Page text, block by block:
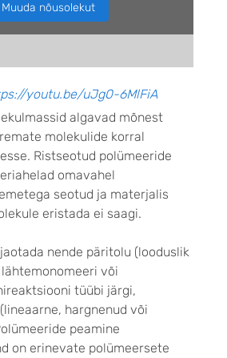
Muuda nõusolekut
youtu.be/uJg0-6MlFiA
algavad mõnest
molekulide korral
Ristseotud polümeeride
omavahel
seotud ja materjalis
eristada ei saagi.
nende päritolu (looduslik
või
tüübi järgi,
hargnenud või
peamine
on erinevate polümeersete